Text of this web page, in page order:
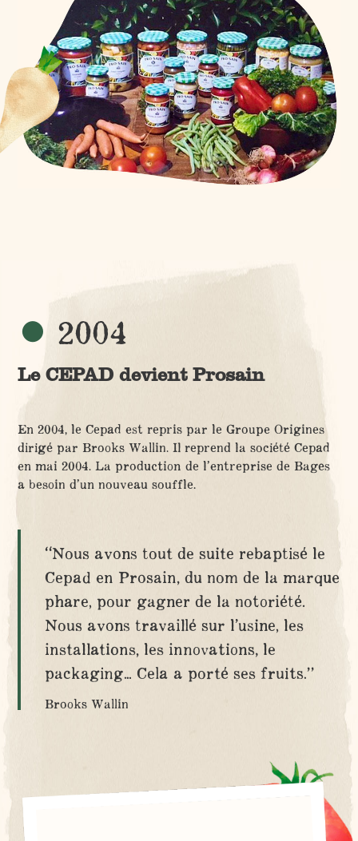
2004
Le CEPAD devient Prosain
En 2004, le Cepad est repris par le Groupe Origines
dirigé par Brooks Wallin. Il reprend la société Cepad
en mai 2004. La production de l’entreprise de Bages
a besoin d’un nouveau souffle.
“Nous avons tout de suite rebaptisé le
Cepad en Prosain, du nom de la marque
phare, pour gagner de la notoriété.
Nous avons travaillé sur l’usine, les
installations, les innovations, le
packaging… Cela a porté ses fruits.”
Brooks Wallin